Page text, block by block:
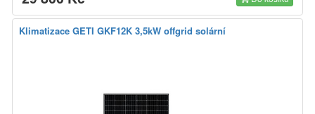
Klimatizace GETI GKF12K 3,5kW offgrid solární